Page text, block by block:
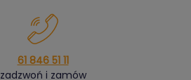
61 846 51 11
zadzwoń i zamów